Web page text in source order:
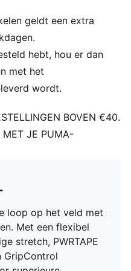
technologie
van de bal voor een
biedt ultieme lockdown
met viervoudige
pasvorm
inschroefbare
op zachte natuurlijke
geldt een extra
hebt, hou er dan
met het
wordt.
BOVEN €40.
MET JE PUMA-
loop op het veld met
Met een flexibel
stretch, PWRTAPE
GripControl